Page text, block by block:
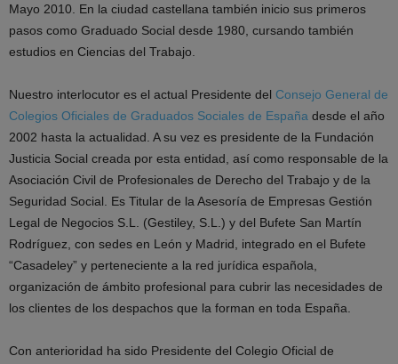
Mayo 2010. En la ciudad castellana también inicio sus primeros
pasos como Graduado Social desde 1980, cursando también
estudios en Ciencias del Trabajo.
Nuestro interlocutor es el actual Presidente del Consejo General de
Colegios Oficiales de Graduados Sociales de España desde el año
2002 hasta la actualidad. A su vez es presidente de la Fundación
Justicia Social creada por esta entidad, así como responsable de la
Asociación Civil de Profesionales de Derecho del Trabajo y de la
Seguridad Social. Es Titular de la Asesoría de Empresas Gestión
Legal de Negocios S.L. (Gestiley, S.L.) y del Bufete San Martín
Rodríguez, con sedes en León y Madrid, integrado en el Bufete
“Casadeley” y perteneciente a la red jurídica española,
organización de ámbito profesional para cubrir las necesidades de
los clientes de los despachos que la forman en toda España.
Con anterioridad ha sido Presidente del Colegio Oficial de